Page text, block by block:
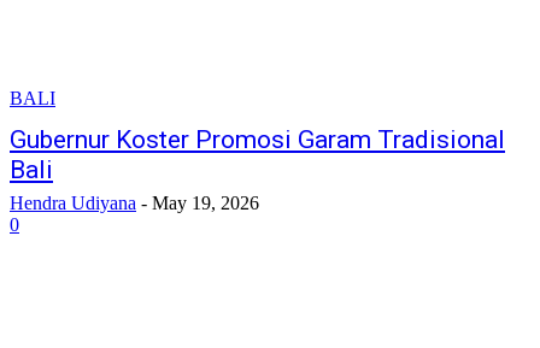
BALI
Gubernur Koster Promosi Garam Tradisional
Bali
Hendra Udiyana - May 19, 2026
0